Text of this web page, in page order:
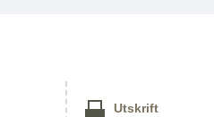
Utskrift